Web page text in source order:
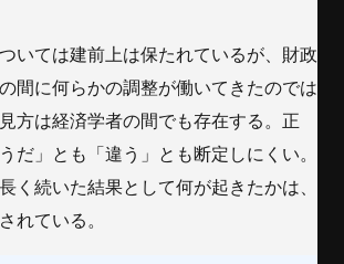
いては建前上は保たれているが、財政
間に何らかの調整が働いてきたのでは
方は経済学者の間でも存在する。正
だ」とも「違う」とも断定しにくい。
く続いた結果として何が起きたかは、
れている。